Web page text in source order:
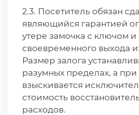
2.3. Посетитель обязан
являющийся гарантией
утере замочка с ключом
своевременного выхода
Размер залога
разумных пределах, а при
взыскивается
стоимость
расходов.